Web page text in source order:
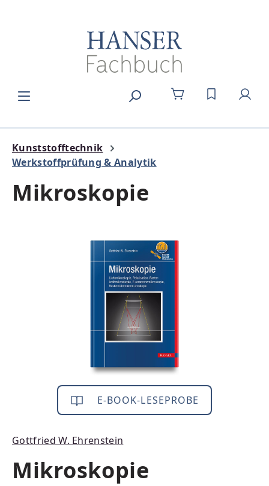
DU HAST 0
Kunststofftechnik
Werkstoffprüfung & Analytik
Mikroskopie
Bildergalerie überspringen
E-BOOK-LESEPROBE
Gottfried W. Ehrenstein
Mikroskopie